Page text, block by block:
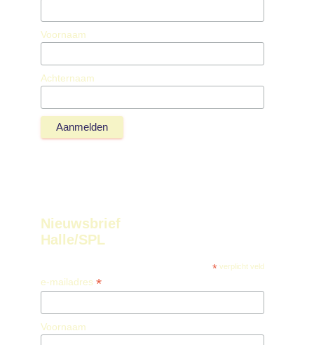
Voornaam
Achternaam
Nieuwsbrief
Halle/SPL
*verplicht veld
e-mailadres *
Voornaam